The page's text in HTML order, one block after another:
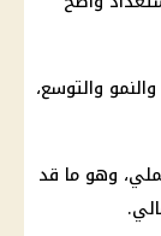
والتوسع،
وهو ما قد